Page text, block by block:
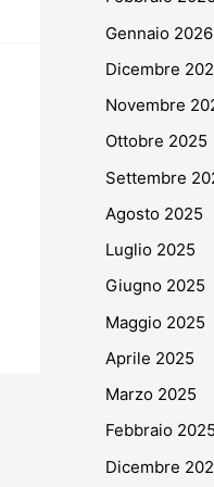
Gennaio 2026
Dicembre
Novembre
Ottobre 2025
Settembre
Agosto 2025
Luglio 2025
Giugno 2025
Maggio 2025
Aprile 2025
Marzo 2025
Febbraio 2025
Dicembre